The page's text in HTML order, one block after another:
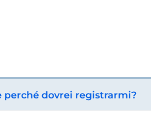
perché dovrei registrarmi?